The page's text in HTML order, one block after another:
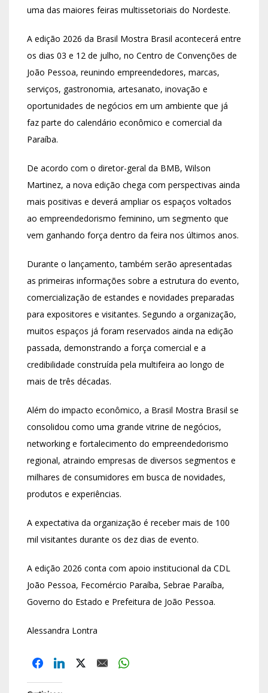
uma das maiores feiras multissetoriais do Nordeste.
A edição 2026 da Brasil Mostra Brasil acontecerá entre
os dias 03 e 12 de julho, no Centro de Convenções de
João Pessoa, reunindo empreendedores, marcas,
serviços, gastronomia, artesanato, inovação e
oportunidades de negócios em um ambiente que já
faz parte do calendário econômico e comercial da
Paraíba.
De acordo com o diretor-geral da BMB, Wilson
Martinez, a nova edição chega com perspectivas ainda
mais positivas e deverá ampliar os espaços voltados
ao empreendedorismo feminino, um segmento que
vem ganhando força dentro da feira nos últimos anos.
Durante o lançamento, também serão apresentadas
as primeiras informações sobre a estrutura do evento,
comercialização de estandes e novidades preparadas
para expositores e visitantes. Segundo a organização,
muitos espaços já foram reservados ainda na edição
passada, demonstrando a força comercial e a
credibilidade construída pela multifeira ao longo de
mais de três décadas.
Além do impacto econômico, a Brasil Mostra Brasil se
consolidou como uma grande vitrine de negócios,
networking e fortalecimento do empreendedorismo
regional, atraindo empresas de diversos segmentos e
milhares de consumidores em busca de novidades,
produtos e experiências.
A expectativa da organização é receber mais de 100
mil visitantes durante os dez dias de evento.
A edição 2026 conta com apoio institucional da CDL
João Pessoa, Fecomércio Paraíba, Sebrae Paraíba,
Governo do Estado e Prefeitura de João Pessoa.
Alessandra Lontra